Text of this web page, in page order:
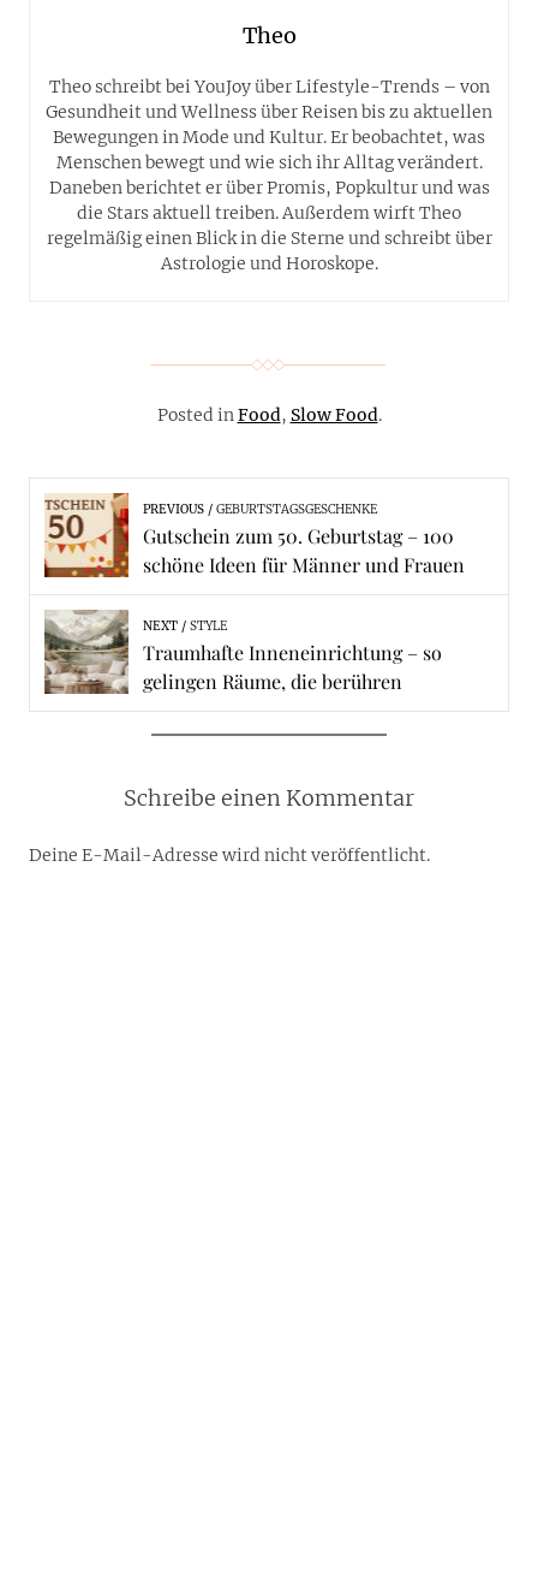
Theo
Theo schreibt bei YouJoy über Lifestyle-Trends – von
Gesundheit und Wellness über Reisen bis zu aktuellen
Bewegungen in Mode und Kultur. Er beobachtet, was
Menschen bewegt und wie sich ihr Alltag verändert.
Daneben berichtet er über Promis, Popkultur und was
die Stars aktuell treiben. Außerdem wirft Theo
regelmäßig einen Blick in die Sterne und schreibt über
Astrologie und Horoskope.
Posted inFood, Slow Food.
PREVIOUS GEBURTSTAGSGESCHENKE
Gutschein zum 50. Geburtstag – 100
schöne Ideen für Männer und Frauen
NEXT STYLE
Traumhafte Inneneinrichtung – so
gelingen Räume, die berühren
Schreibe einen Kommentar
Deine E-Mail-Adresse wird nicht veröffentlicht.